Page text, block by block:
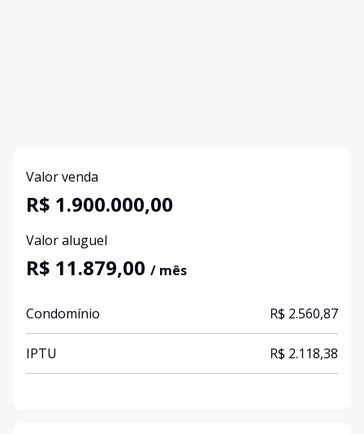
Valor venda
R$ 1.900.000,00
Valor aluguel
R$ 11.879,00 / mês
Condomínio R$ 2.560,87
IPTU R$ 2.118,38